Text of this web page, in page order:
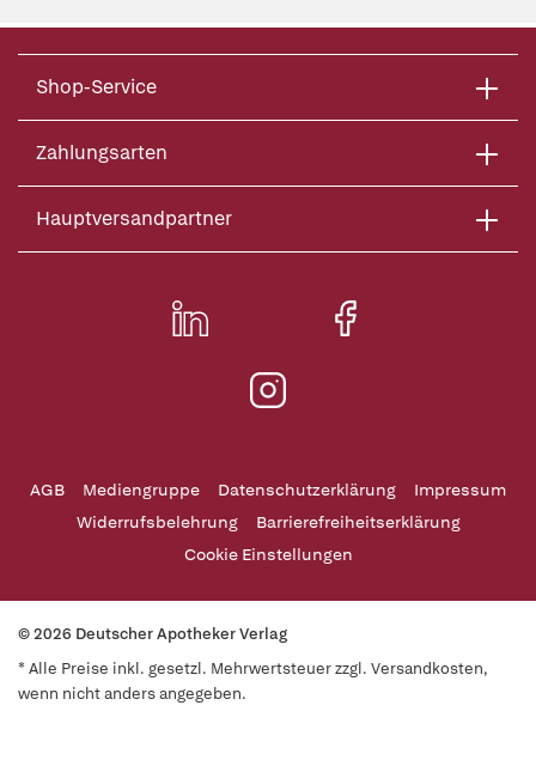
Shop-Service
Zahlungsarten
Hauptversandpartner
AGB Mediengruppe Datenschutzerklärung
Impressum
Widerrufsbelehrung
Barrierefreiheitserklärung
Cookie Einstellungen
© 2026 Deutscher Apotheker Verlag
* Alle Preise inkl. gesetzl. Mehrwertsteuer zzgl. Versandkosten,
wenn nicht anders angegeben.